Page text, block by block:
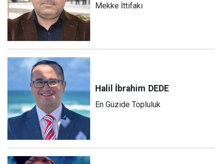
Mekke İttifakı
Halil İbrahim DEDE
En Güzide Topluluk